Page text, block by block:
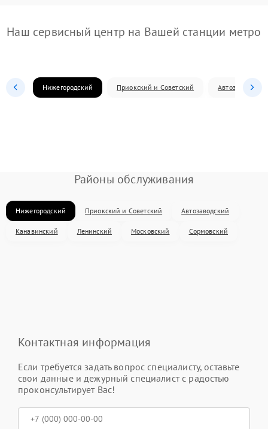
Наш сервисный центр на Вашей станции метро
Нижегородский Приокский и Советский Автозаводский
Районы обслуживания
Нижегородский Приокский и Советский Автозаводский
Канавинский Ленинский Московский Сормовский
Контактная информация
Если требуется задать вопрос специалисту, оставьте
свои данные и дежурный специалист с радостью
проконсультирует Вас!